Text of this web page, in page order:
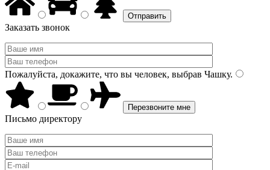
Заказать звонок
Пожалуйста, докажите, что вы человек, выбрав Чашку.
Письмо директору